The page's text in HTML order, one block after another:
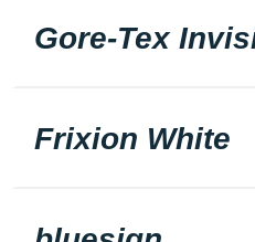
Gore-Tex
Frixion White